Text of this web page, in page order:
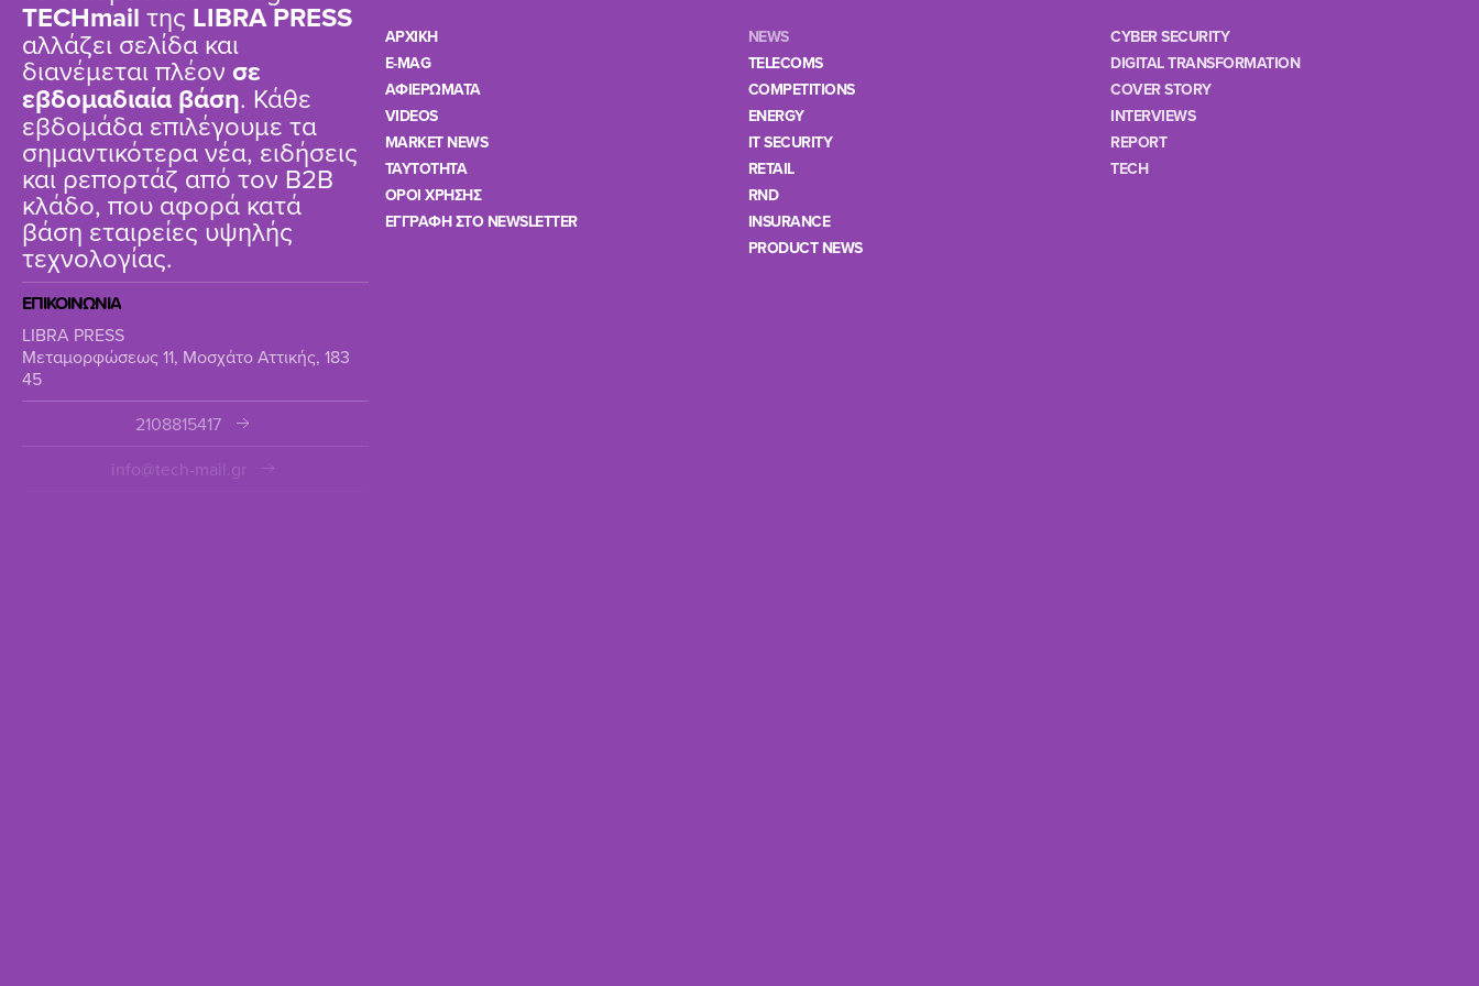
TΕCHmail της LIBRA PRESS
αλλάζει σελίδα και
διανέμεται πλέον σε
εβδομαδιαία βάση. Κάθε
εβδομάδα επιλέγουμε τα
σημαντικότερα νέα, ειδήσεις
και ρεπορτάζ από τον B2B
κλάδο, που αφορά κατά
βάση εταιρείες υψηλής
τεχνολογίας.
ΕΠΙΚΟΙΝΩΝΙΑ
LIBRA PRESS
Μεταμορφώσεως 11, Μοσχάτο Αττικής, 183
45
2108815417
info@tech-mail.gr
ΑΡΧΙΚΗ
E-MAG
ΑΦΙΕΡΩΜΑΤΑ
VIDEOS
MARKET NEWS
TAYTOTHTA
ΟΡΟΙ ΧΡΗΣΗΣ
ΕΓΓΡΑΦΗ ΣΤΟ NEWSLETTER
NEWS
TELECOMS
COMPETITIONS
ENERGY
IT SECURITY
RETAIL
RND
INSURANCE
PRODUCT NEWS
CYBER SECURITY
DIGITAL TRANSFORMATION
COVER STORY
INTERVIEWS
REPORT
TECH